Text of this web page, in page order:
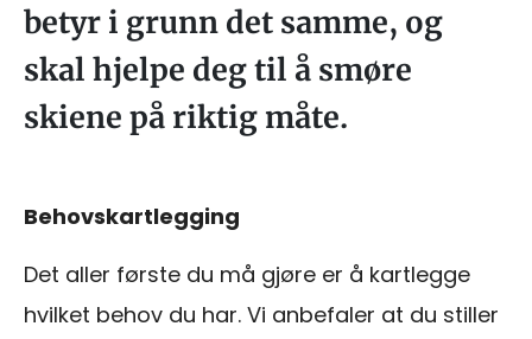
betyr i grunn det samme, og
skal hjelpe deg til å smøre
skiene på riktig måte.
Behovskartlegging
Det aller første du må gjøre er å kartlegge
hvilket behov du har. Vi anbefaler at du stiller